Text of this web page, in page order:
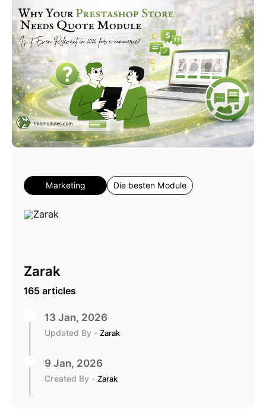
Marketing Die besten Module
Zarak
165 articles
13 Jan, 2026
Updated By - Zarak
9 Jan, 2026
Created By - Zarak